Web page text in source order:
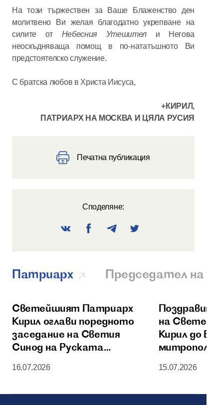
На този тържествен за Ваше Блаженство ден
молитвено Ви желая благодатно укрепване на
силите от Небесния Утешител и Негова
неоскъдняваща помощ в по-нататъшното Ви
предстоятелско служение.
С братска любов в Христа Иисуса,
+КИРИЛ,
ПАТРИАРХ НА МОСКВА И ЦЯЛА РУСИЯ
Печатна публикация
Споделяне:
Патриарх Председател
Светейшият Патриарх
Кирил оглави поредното
заседание на Светия
Синод на Руската
16.07.2026
на
Кирил до
по
15.07.2026